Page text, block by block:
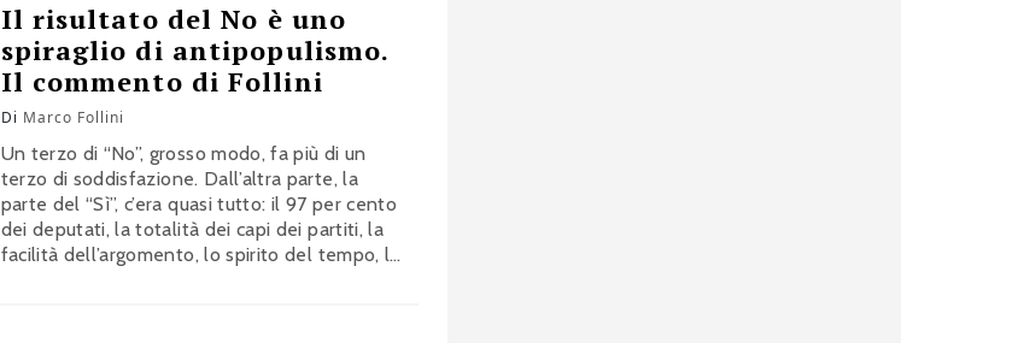
Il risultato del No è uno
spiraglio di antipopulismo.
Il commento di Follini
Di Marco Follini
Un terzo di “No”, grosso modo, fa più di un
terzo di soddisfazione. Dall’altra parte, la
parte del “Sì”, c’era quasi tutto: il 97 per cento
dei deputati, la totalità dei capi dei partiti, la
facilità dell’argomento, lo spirito del tempo, le